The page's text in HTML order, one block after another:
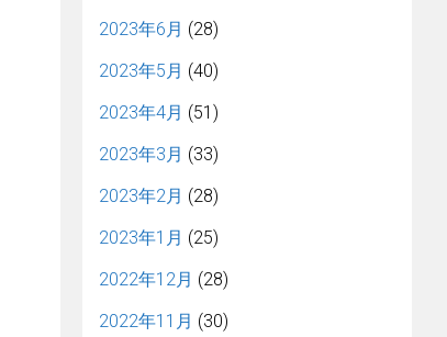
2023年6月 (28)
2023年5月 (40)
2023年4月 (51)
2023年3月 (33)
2023年2月 (28)
2023年1月 (25)
2022年12月 (28)
2022年11月 (30)